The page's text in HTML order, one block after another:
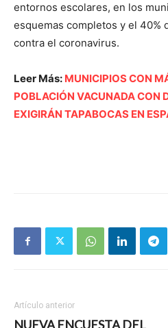
entornos escolares, en los
esquemas completos y el 40%
contra el coronavirus.
Leer Más: MUNICIPIOS CON
POBLACIÓN VACUNADA CON
EXIGIRÁN TAPABOCAS EN
Artículo anterior
NUEVA ENCUESTA DEL